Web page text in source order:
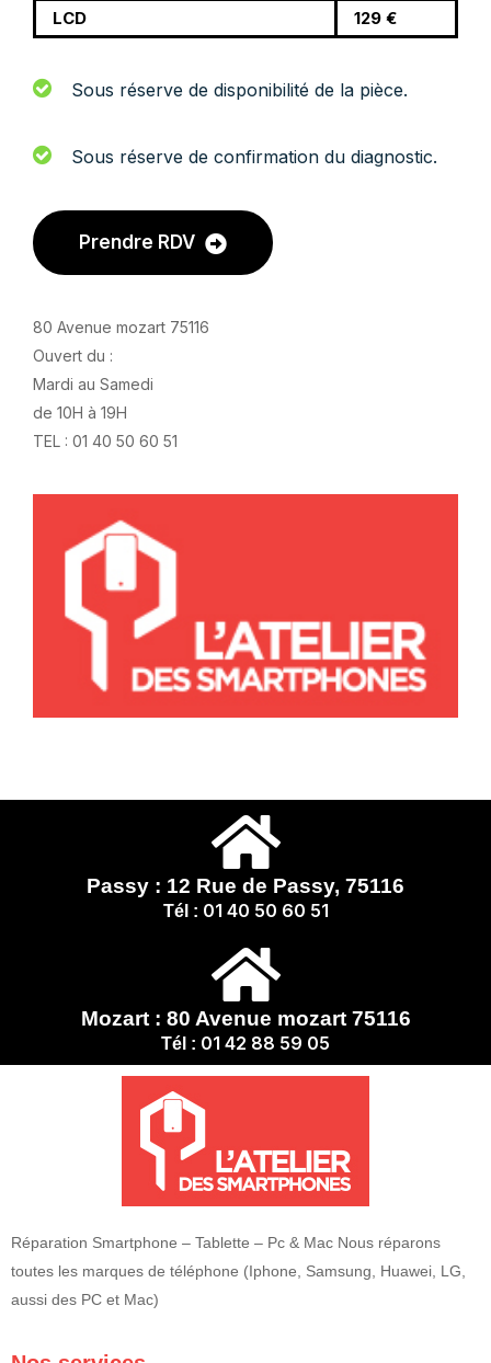
LCD
129 €
Sous réserve de disponibilité de la pièce.
Sous réserve de confirmation du diagnostic.
Prendre RDV
80 Avenue mozart 75116
Ouvert du :
Mardi au Samedi
de 10H à 19H
TEL : 01 40 50 60 51
Passy : 12 Rue de Passy, 75116
Tél : 01 40 50 60 51
Mozart : 80 Avenue mozart 75116
Tél : 01 42 88 59 05
Réparation Smartphone – Tablette – Pc & Mac Nous réparons
toutes les marques de téléphone (Iphone, Samsung, Huawei, LG,
aussi des PC et Mac)